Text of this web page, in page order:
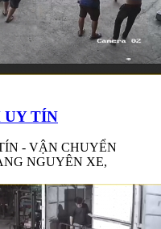
UY TÍN
- VẬN CHUYỂN
NGUYÊN XE,